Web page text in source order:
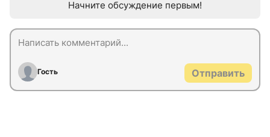
Начните обсуждение первым!
Гость Отправить